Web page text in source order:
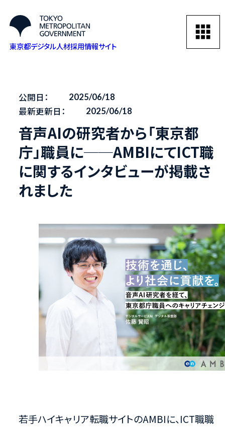
東京都デジタル人材採用情報サイト
公開日： 2025/06/18
最新更新日： 2025/06/18
音声AIの研究者から「東京都
庁」職員に──AMBIにてICT職
に関するインタビューが掲載さ
れました
若手ハイキャリア転職サイトのAMBIに、ICT職職